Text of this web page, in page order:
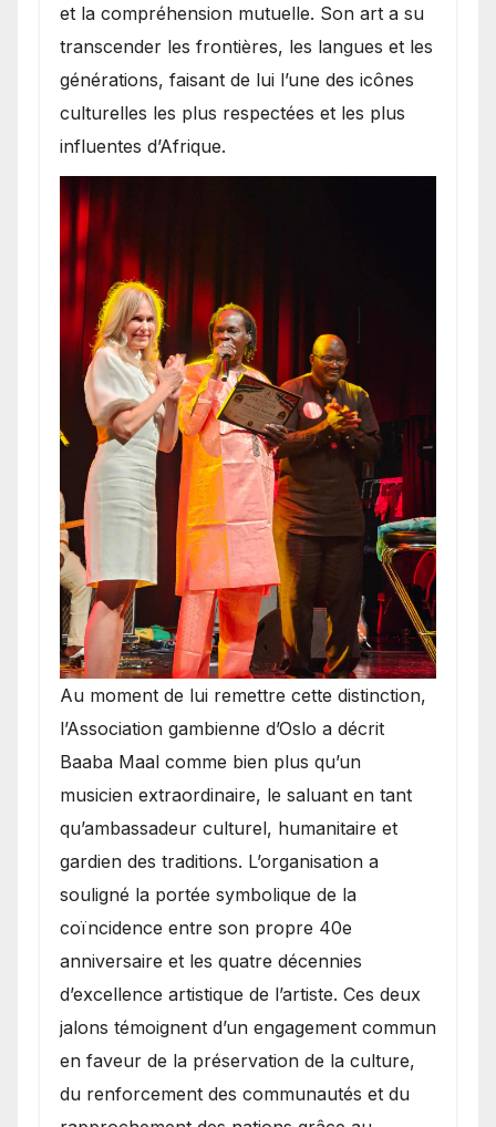
et la compréhension mutuelle. Son art a su
transcender les frontières, les langues et les
générations, faisant de lui l’une des icônes
culturelles les plus respectées et les plus
influentes d’Afrique.
​Au moment de lui remettre cette distinction,
l’Association gambienne d’Oslo a décrit
Baaba Maal comme bien plus qu’un
musicien extraordinaire, le saluant en tant
qu’ambassadeur culturel, humanitaire et
gardien des traditions. L’organisation a
souligné la portée symbolique de la
coïncidence entre son propre 40e
anniversaire et les quatre décennies
d’excellence artistique de l’artiste. Ces deux
jalons témoignent d’un engagement commun
en faveur de la préservation de la culture,
du renforcement des communautés et du